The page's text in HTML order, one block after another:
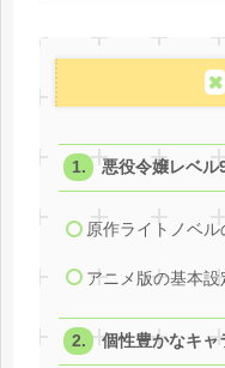
悪役令嬢レベル
原作ライトノベル
アニメ版の基本設
個性豊かなキャ